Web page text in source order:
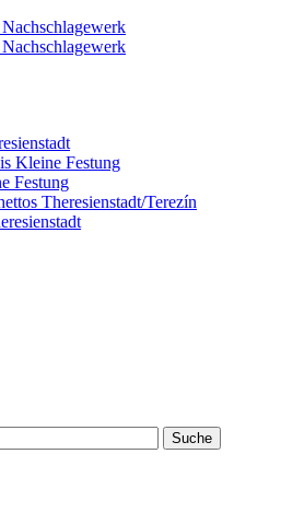
Kleine Festung
Festung
Theresienstadt/Terezín
Suche